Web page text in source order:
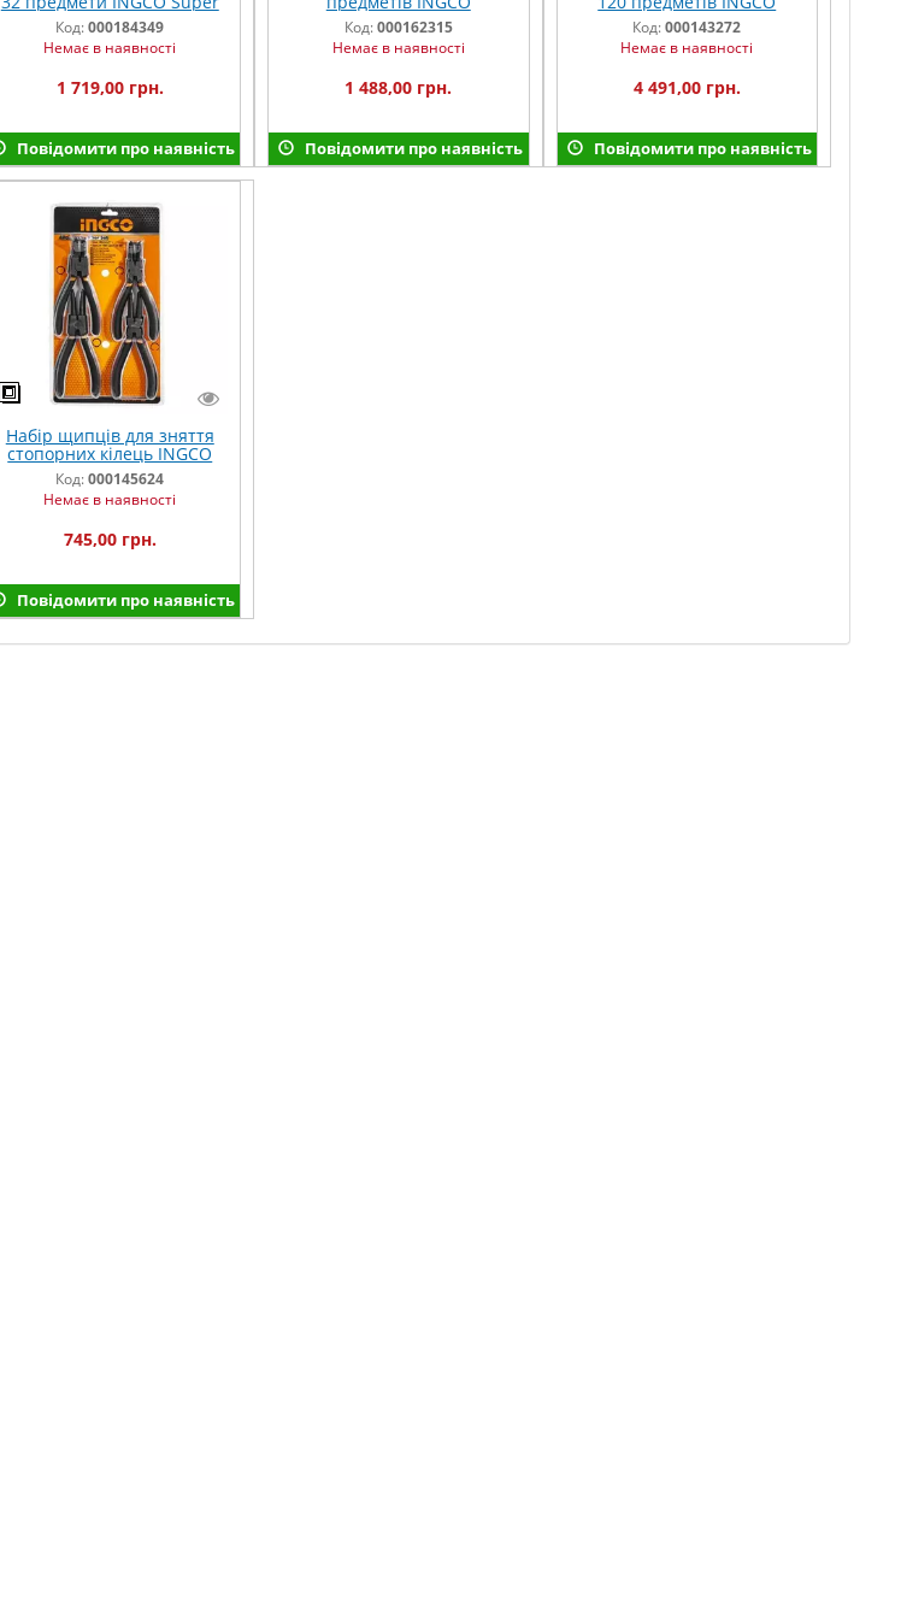
Select
Код:000184349
Немає в наявності
1 719,00 грн.
Повідомити про наявність
Код:000162315
Немає в наявності
1 488,00 грн.
Повідомити про наявність
Код:000143272
Немає в наявності
4 491,00 грн.
Повідомити про наявність
Набір щипців для зняття
стопорних кілець INGCO
Код:000145624
Немає в наявності
745,00 грн.
Повідомити про наявність